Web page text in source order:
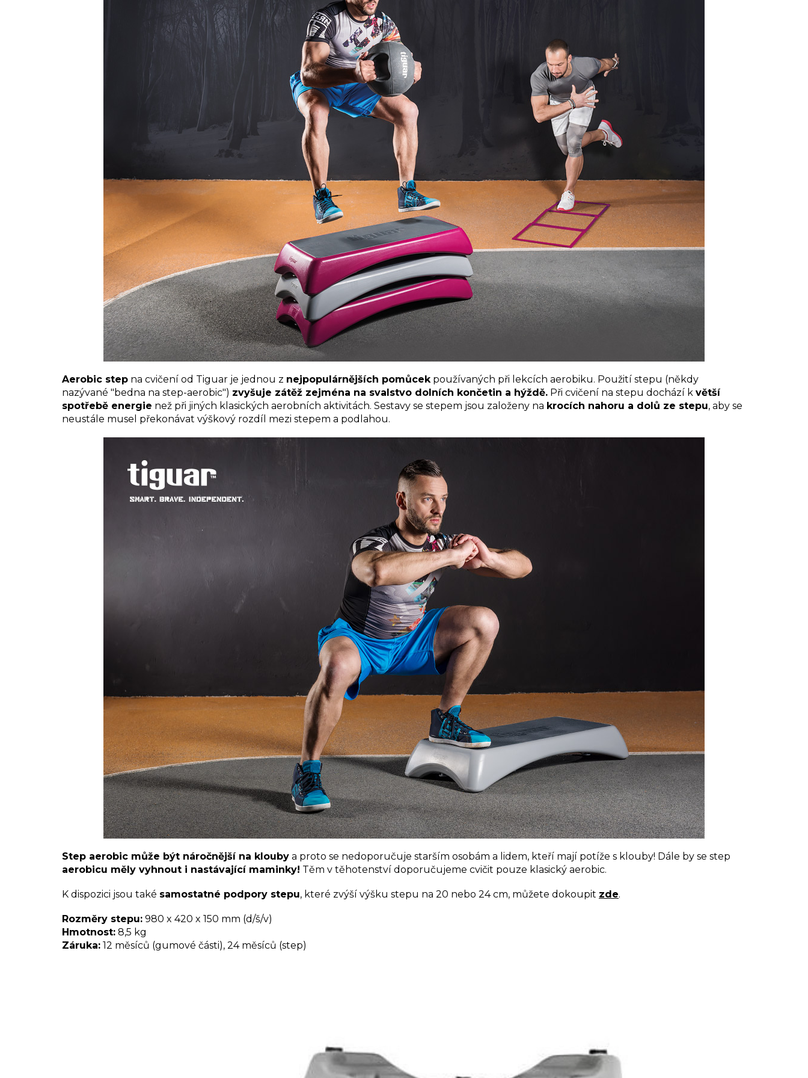
Aerobic step na cvičení od Tiguar je jednou z nejpopulárnějších pomůcekpoužívaných při lekcích aerobiku. Použití stepu (někdy
nazývané "bedna na step-aerobic") zvyšuje zátěž zejména na svalstvo dolních končetin a hýždě. Při cvičení na stepu dochází k větší
spotřebě energie než při jiných klasických aerobních aktivitách. Sestavy se stepem jsou založeny na krocích nahoru a dolů ze stepu, aby se
neustále musel překonávat výškový rozdíl mezi stepem a podlahou.
Step aerobic může být náročnější na klouby a proto se nedoporučuje starším osobám a lidem, kteří mají potíže s klouby! Dále by se step
aerobicu měly vyhnout i nastávající maminky! Těm v těhotenství doporučujeme cvičit pouze klasický aerobic.
K dispozici jsou také samostatné podpory stepu, které zvýší výšku stepu na 20 nebo 24 cm, můžete dokoupit zde.
Rozměry stepu: 980 x 420 x 150 mm (d/š/v)
Hmotnost: 8,5 kg
Záruka: 12 měsíců (gumové části), 24 měsíců (step)